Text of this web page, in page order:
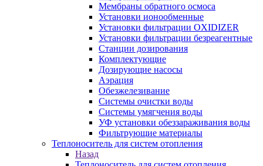
Мембраны обратного осмоса
Установки ионообменные
Установки фильтрации OXIDIZER
Установки фильтрации безреагентные
Станции дозирования
Комплектующие
Дозирующие насосы
Аэрация
Обезжелезивание
Системы очистки воды
Системы умягчения воды
УФ установки обеззараживания воды
Фильтрующие материалы
Теплоноситель для систем отопления
Назад